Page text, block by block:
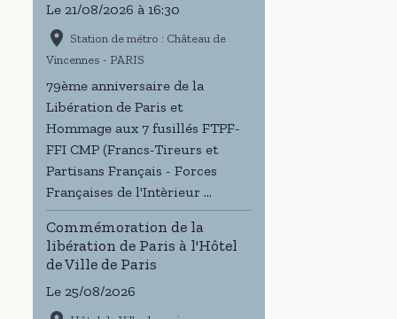
Le 21/08/2026 à 16:30
Station de métro : Château de
Vincennes - PARIS
79ème anniversaire de la
Libération de Paris et
Hommage aux 7 fusillés FTPF-
FFI CMP (Francs-Tireurs et
Partisans Français - Forces
Françaises de l'Intèrieur ...
Commémoration de la
libération de Paris à l'Hôtel
de Ville de Paris
Le 25/08/2026